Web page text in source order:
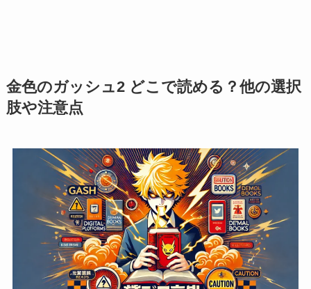
金色のガッシュ2 どこで読める？他の選択
肢や注意点